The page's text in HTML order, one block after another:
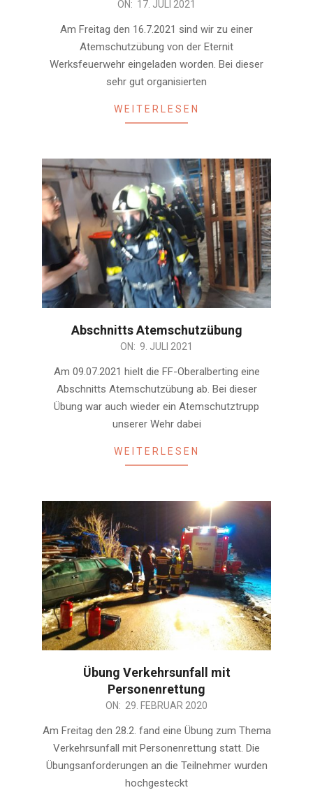
ON: 17. JULI 2021
Am Freitag den 16.7.2021 sind wir zu einer
Atemschutzübung von der Eternit
Werksfeuerwehr eingeladen worden. Bei dieser
sehr gut organisierten
WEITERLESEN
Abschnitts Atemschutzübung
ON: 9. JULI 2021
Am 09.07.2021 hielt die FF-Oberalberting eine
Abschnitts Atemschutzübung ab. Bei dieser
Übung war auch wieder ein Atemschutztrupp
unserer Wehr dabei
WEITERLESEN
Übung Verkehrsunfall mit
Personenrettung
ON: 29. FEBRUAR 2020
Am Freitag den 28.2. fand eine Übung zum Thema
Verkehrsunfall mit Personenrettung statt. Die
Übungsanforderungen an die Teilnehmer wurden
hochgesteckt